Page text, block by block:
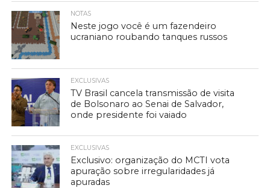
NOTAS
Neste jogo você é um fazendeiro
ucraniano roubando tanques russos
EXCLUSIVAS
TV Brasil cancela transmissão de visita
de Bolsonaro ao Senai de Salvador,
onde presidente foi vaiado
EXCLUSIVAS
Exclusivo: organização do MCTI vota
apuração sobre irregularidades já
apuradas